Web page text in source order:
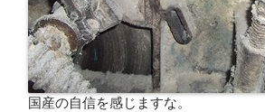
国産の自信を感じますな。